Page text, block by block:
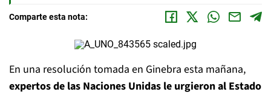
Comparte esta nota:
En una resolución tomada en Ginebra esta mañana,
expertos de las Naciones Unidas le urgieron al Estado